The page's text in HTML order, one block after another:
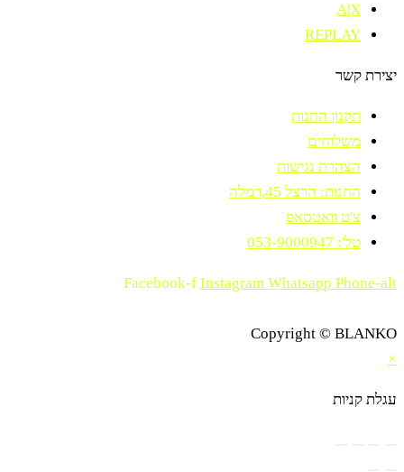
A|X
REPLAY
יצירת קשר
תקנון החנות
משלוחים
הצהרת נגישות
החנות: הרצל 45,רמלה
צ'ט וואטסאפ
טל': 053-9000947
Facebook-f Instagram Whatsapp Phone-alt
Copyright © BLANKO
×
עגלת קניות